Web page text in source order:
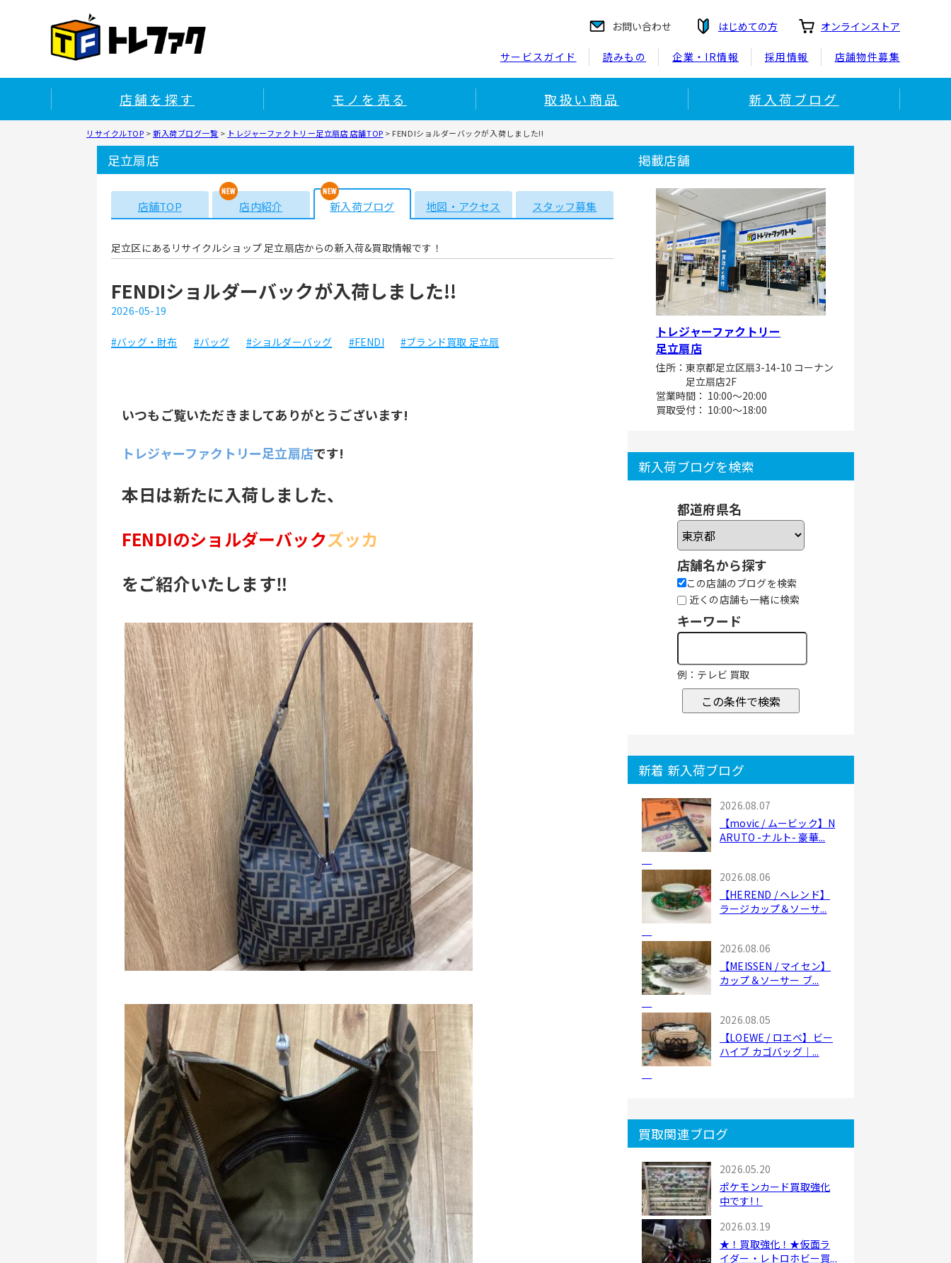
お問い合わせ はじめての方 オンラインストア
サービスガイド 読みもの 企業・IR情報 採用情報 店舗物件募集
店舗を探す モノを売る 取扱い商品 新入荷ブログ
リサイクルTOP >新入荷ブログ一覧 > トレジャーファクトリー足立扇店 店舗TOP > FENDIショルダーバックが入荷しました!!
足立扇店
店舗TOP 店内紹介 新入荷ブログ 地図・アクセス スタッフ募集
足立区にあるリサイクルショップ 足立扇店からの新入荷&買取情報です！
FENDIショルダーバックが入荷しました!!
2026-05-19
#バッグ・財布 #バッグ #ショルダーバッグ #FENDI #ブランド買取 足立扇
いつもご覧いただきましてありがとうございます!
トレジャーファクトリー足立扇店です!
本日は新たに入荷しました、
FENDIのショルダーバックズッカ
をご紹介いたします‼
掲載店舗
トレジャーファクトリー
足立扇店
住所：東京都足立区扇3-14-10 コーナン
足立扇店2F
営業時間： 10:00～20:00
買取受付： 10:00～18:00
新入荷ブログを検索
都道府県名
店舗名から探す
この店舗のブログを検索
近くの店舗も一緒に検索
キーワード
例：テレビ 買取
この条件で検索
新着 新入荷ブログ
2026.08.07
【movic / ムービック】N
ARUTO -ナルト- 豪華...
2026.08.06
【HEREND / ヘレンド】
ラージカップ＆ソーサ...
2026.08.06
【MEISSEN / マイセン】
カップ＆ソーサー ブ...
2026.08.05
【LOEWE / ロエベ】ビー
ハイブ カゴバッグ｜...
買取関連ブログ
2026.05.20
ポケモンカード買取強化
中です!！
2026.03.19
★！買取強化！★仮面ラ
イダー・レトロホビー買...